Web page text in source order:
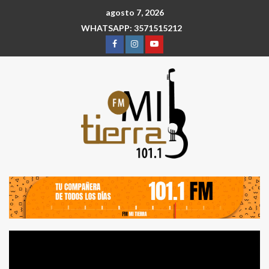
agosto 7, 2026
WHATSAPP: 3571515212